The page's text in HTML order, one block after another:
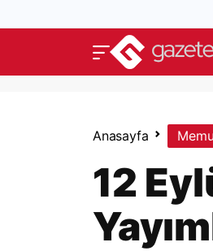
Anasayfa
12